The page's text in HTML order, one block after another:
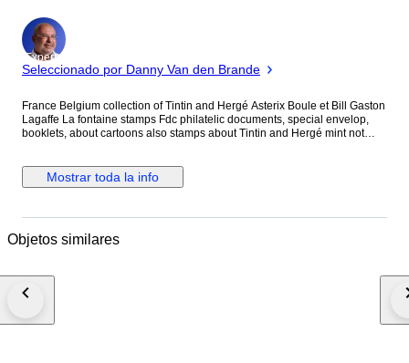
Experto
Seleccionado por Danny Van den Brande
France Belgium collection of Tintin and Hergé Asterix Boule et Bill Gaston
Lagaffe La fontaine stamps Fdc philatelic documents, special envelop,
booklets, about cartoons also stamps about Tintin and Hergé mint not
with first day cancellations. Very important catalogue value quotation ! The
yellowish color is due to the camera. Please see the 16 photos and
tracking. For the other countries than France : the receipt by the
occured by the French post-office.
Mostrar toda la info
Objetos similares